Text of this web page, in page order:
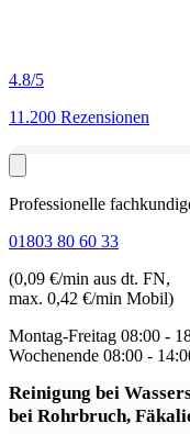
4.8/5
11.200 Rezensionen
Professionelle
01803 80 60 33
(0,09 €/min aus dt. FN,
max. 0,42 €/min Mobil)
Montag-Freitag 08:00 -
Wochenende 08:00 -
Reinigung bei
bei Rohrbruch,